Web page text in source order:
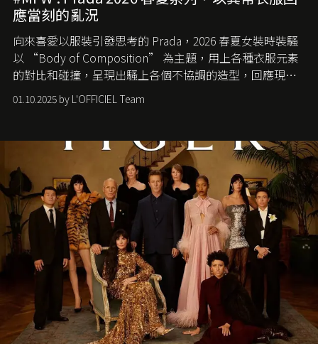
應當刻的亂況
向來喜愛以服裝引發思考的 Prada，2026 春夏女裝時裝騷
以 “Body of Composition” 為主題，用上各種衣服元素
的對比和碰撞，呈現出騷上各個不協調的造型，回應現今
社會各種資訊、文化超載的現象。
01.10.2025 by L'OFFICIEL Team